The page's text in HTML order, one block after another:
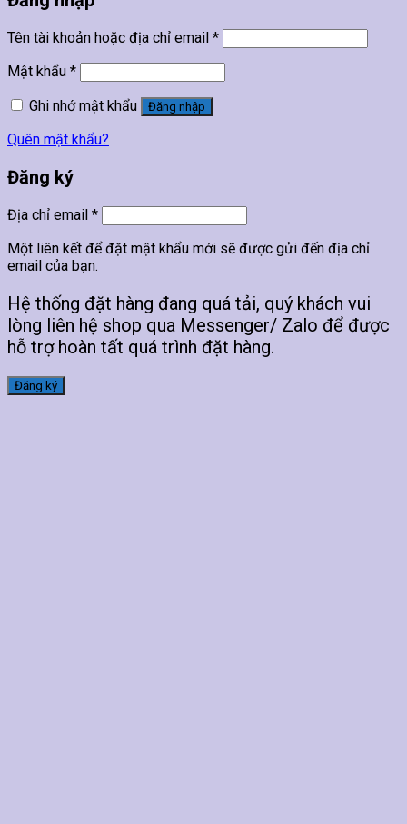
Tên tài khoản hoặc địa chỉ email *
Mật khẩu *
Ghi nhớ mật khẩu
Đăng nhập
Quên mật khẩu?
Đăng ký
Địa chỉ email *
Một liên kết để đặt mật khẩu mới sẽ được gửi đến địa chỉ
email của bạn.
Hệ thống đặt hàng đang quá tải, quý khách vui
lòng liên hệ shop qua Messenger/ Zalo để được
hỗ trợ hoàn tất quá trình đặt hàng.
Đăng ký